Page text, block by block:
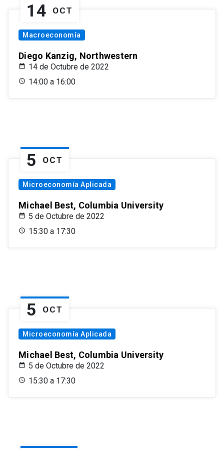
14 OCT
Macroeconomía
Diego Kanzig, Northwestern
14 de Octubre de 2022
14:00 a 16:00
5 OCT
Microeconomía Aplicada
Michael Best, Columbia University
5 de Octubre de 2022
15:30 a 17:30
5 OCT
Microeconomía Aplicada
Michael Best, Columbia University
5 de Octubre de 2022
15:30 a 17:30